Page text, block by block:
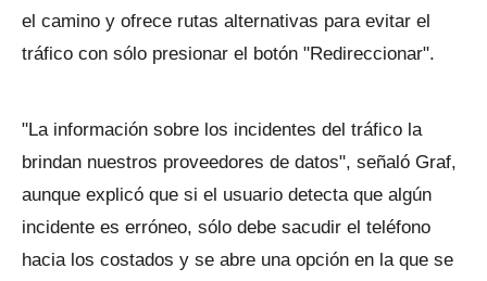
el camino y ofrece rutas alternativas para evitar el
tráfico con sólo presionar el botón "Redireccionar".
"La información sobre los incidentes del tráfico la
brindan nuestros proveedores de datos", señaló Graf,
aunque explicó que si el usuario detecta que algún
incidente es erróneo, sólo debe sacudir el teléfono
hacia los costados y se abre una opción en la que se